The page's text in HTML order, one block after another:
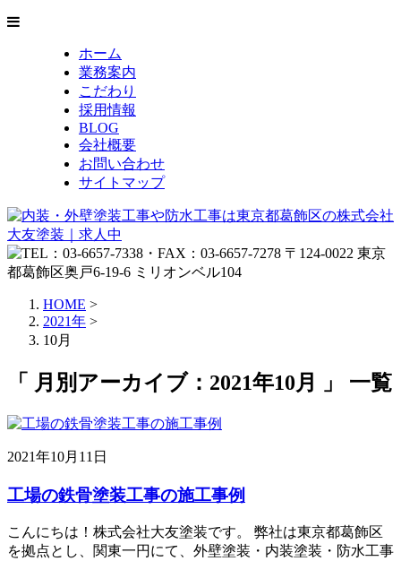
ホーム
業務案内
こだわり
採用情報
BLOG
会社概要
お問い合わせ
サイトマップ
HOME >
2021年 >
10月
「 月別アーカイブ：2021年10月 」 一覧
2021年10月11日
工場の鉄骨塗装工事の施工事例
こんにちは！株式会社大友塗装です。 弊社は東京都葛飾区
を拠点とし、関東一円にて、外壁塗装・内装塗装・防水工事